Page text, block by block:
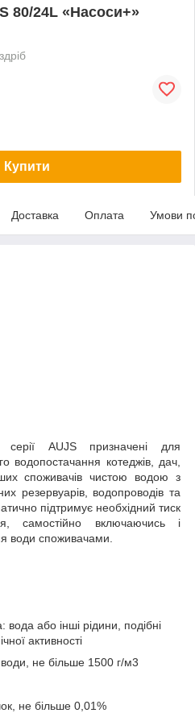
80/24L «Насоси+»
Купити
Доставка Оплата Умови
серії AUJS призначені для
водопостачання котеджів, дач,
споживачів чистою водою з
резервуарів, водопроводів та
підтримує необхідний тиск
самостійно включаючись і
води споживачами.
або інші рідини, подібні
активності
води, не більше 1500 г/м3
не більше 0,01%